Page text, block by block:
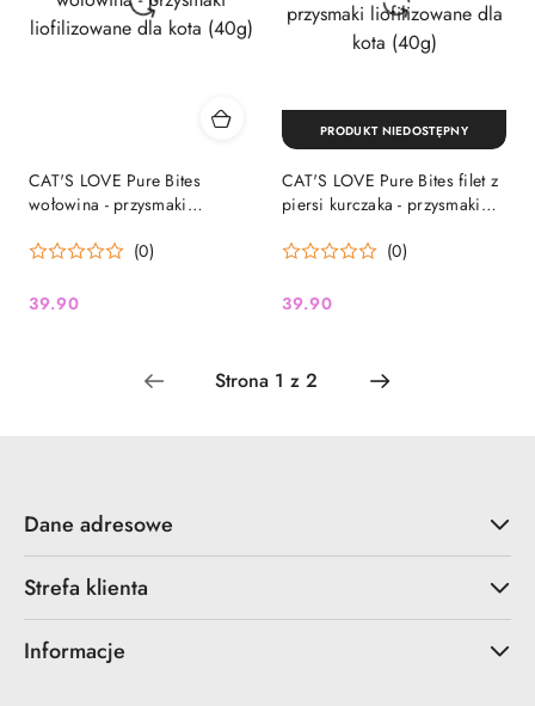
CAT'S LOVE Pure Bites
wołowina - przysmaki
(0)
Cena:
39.90
CAT'S LOVE Pure Bites filet z
piersi kurczaka - przysmaki
(0)
Cena:
39.90
PRODUKT NIEDOSTĘPNY
Dane adresowe
Strefa klienta
Informacje